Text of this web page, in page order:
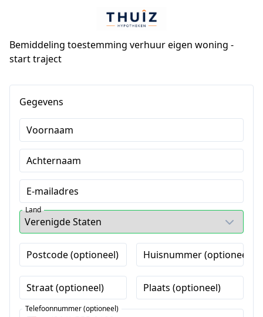
Bemiddeling toestemming verhuur eigen woning -
start traject
Gegevens
Voornaam
Achternaam
E-mailadres
Land
Postcode (optioneel) Huisnummer (optioneel)
Straat (optioneel) Plaats (optioneel)
Telefoonnummer (optioneel)